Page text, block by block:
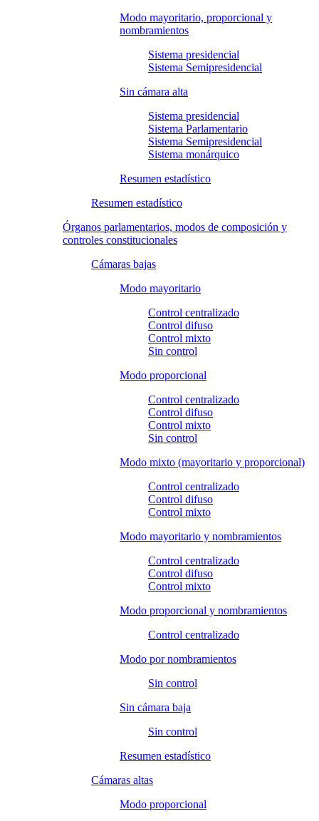
Modo mayoritario, proporcional y
nombramientos
Sistema presidencial
Sistema Semipresidencial
Sin cámara alta
Sistema presidencial
Sistema Parlamentario
Sistema Semipresidencial
Sistema monárquico
Resumen estadístico
Resumen estadístico
Órganos parlamentarios, modos de composición y
controles constitucionales
Cámaras bajas
Modo mayoritario
Control centralizado
Control difuso
Control mixto
Sin control
Modo proporcional
Control centralizado
Control difuso
Control mixto
Sin control
Modo mixto (mayoritario y proporcional)
Control centralizado
Control difuso
Control mixto
Modo mayoritario y nombramientos
Control centralizado
Control difuso
Control mixto
Modo proporcional y nombramientos
Control centralizado
Modo por nombramientos
Sin control
Sin cámara baja
Sin control
Resumen estadístico
Cámaras altas
Modo proporcional